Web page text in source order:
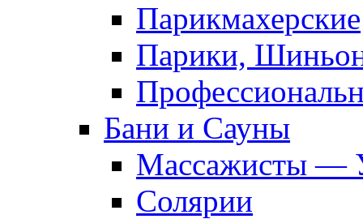
Парикмахерские
Парики,
Бани и Сауны
Массажисты —
Солярии